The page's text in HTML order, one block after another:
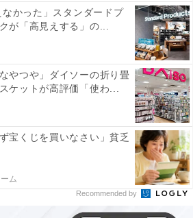
フルーツをブレンドしたジュ
なかった」スタンダードプ
が「高見えする」の...
やつや」ダイソーの折り畳
ケットが高評価「使わ...
宝くじを買いなさい」貧乏
ム
Recommended by